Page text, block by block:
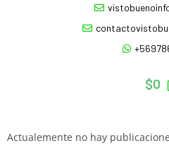
$0
Actualemente no hay